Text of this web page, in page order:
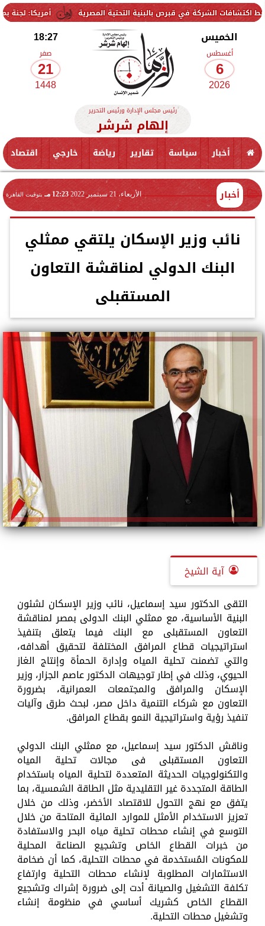
أمريكا: لجنة بمجلس الشيوخ في قبرص بالبنية التحتية المصرية
الخميس
أغسطس
6
2026
18:27
صفر
21
1448
رئيس مجلس الإدارة ورئيس التحرير
إلهام شرشر
أخبار سياسة تقارير رياضة خارجي اقتصاد
أخبار الأربعاء، 21 سبتمبر 2022 12:23 مـ بتوقيت القاهرة
نائب وزير الإسكان يلتقي ممثلي
البنك الدولي لمناقشة التعاون
المستقبلى
آية الشيخ
التقى الدكتور سيد إسماعيل، نائب وزير الإسكان لشئون
البنية الأساسية، مع ممثلي البنك الدولى بمصر لمناقشة
التعاون المستقبلى مع البنك فيما يتعلق بتنفيذ
استراتيجيات قطاع المرافق المختلفة لتحقيق أهدافه،
والتي تضمنت تحلية المياه وإدارة الحمأة وإنتاج الغاز
الحيوي، وذلك في إطار توجيهات الدكتور عاصم الجزار، وزير
الإسكان والمرافق والمجتمعات العمرانية، بضرورة
التعاون مع شركاء التنمية داخل مصر، لبحث طرق وآليات
تنفيذ رؤية واستراتيجية النمو بقطاع المرافق.
وناقش الدكتور سيد إسماعيل، مع ممثلي البنك الدولي
التعاون المستقبلى فى مجالات تحلية المياه
والتكنولوجيات الحديثة المتعددة لتحلية المياه باستخدام
الطاقة المتجددة غير التقليدية مثل الطاقة الشمسية، بما
يتفق مع نهج التحول للاقتصاد الأخضر، وذلك من خلال
تعزيز الاستخدام الأمثل للموارد المائية المتاحة من خلال
التوسع في إنشاء محطات تحلية مياه البحر والاستفادة
من خبرات القطاع الخاص وتشجيع الصناعة المحلية
للمكونات المُستخدمة في محطات التحلية، كما أن ضخامة
الاستثمارات المطلوبة لإنشاء محطات التحلية وارتفاع
تكلفة التشغيل والصيانة أدت إلى ضرورة إشراك وتشجيع
القطاع الخاص كشريك أساسي في منظومة إنشاء
وتشغيل محطات التحلية.